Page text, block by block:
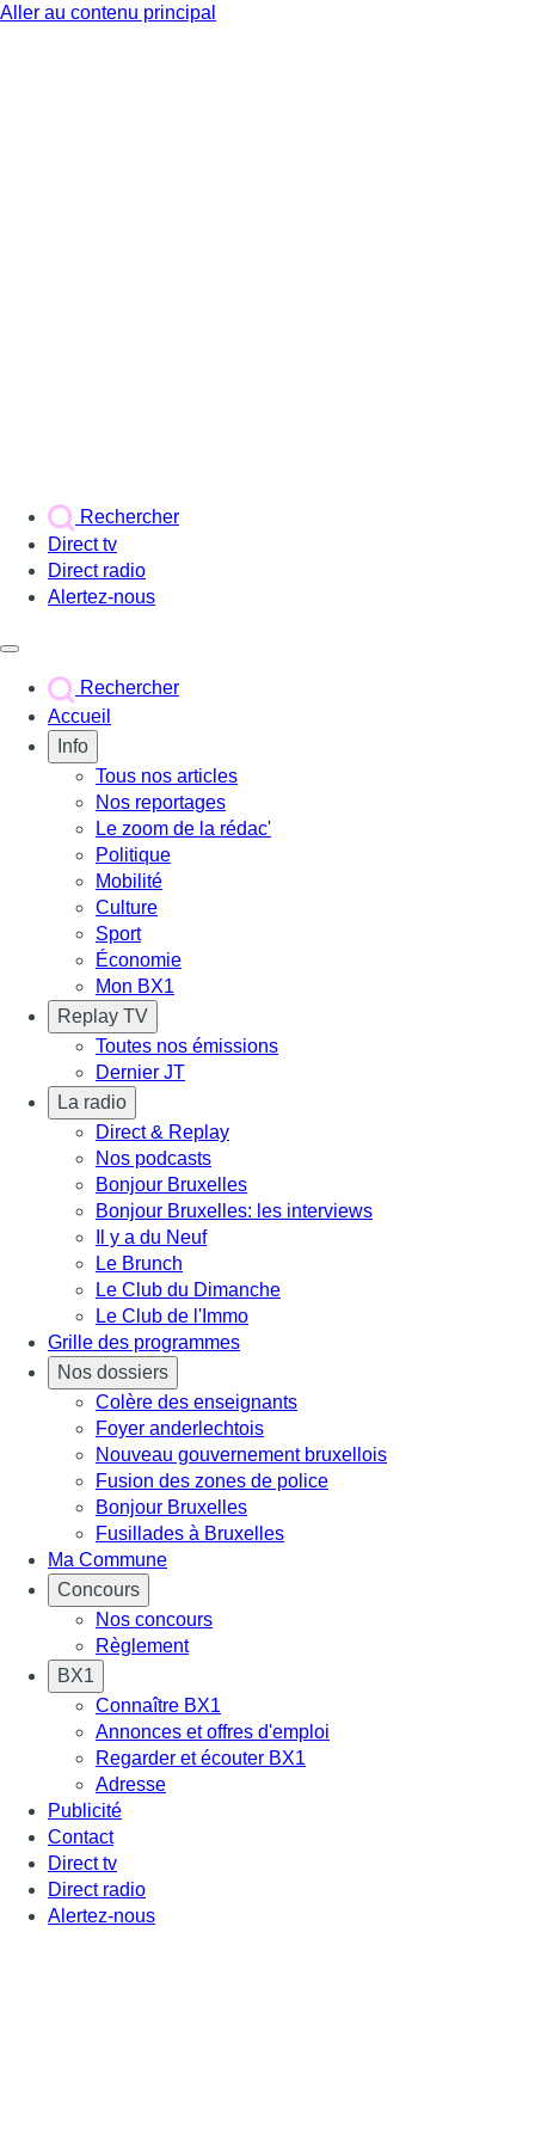
Aller au contenu principal
Rechercher
Direct tv
Direct radio
Alertez-nous
Rechercher
Accueil
Info
Tous nos articles
Nos reportages
Le zoom de la rédac'
Politique
Mobilité
Culture
Sport
Économie
Mon BX1
Replay TV
Toutes nos émissions
Dernier JT
La radio
Direct & Replay
Nos podcasts
Bonjour Bruxelles
Bonjour Bruxelles: les interviews
Il y a du Neuf
Le Brunch
Le Club du Dimanche
Le Club de l'Immo
Grille des programmes
Nos dossiers
Colère des enseignants
Foyer anderlechtois
Nouveau gouvernement bruxellois
Fusion des zones de police
Bonjour Bruxelles
Fusillades à Bruxelles
Ma Commune
Concours
Nos concours
Règlement
BX1
Connaître BX1
Annonces et offres d'emploi
Regarder et écouter BX1
Adresse
Publicité
Contact
Direct tv
Direct radio
Alertez-nous